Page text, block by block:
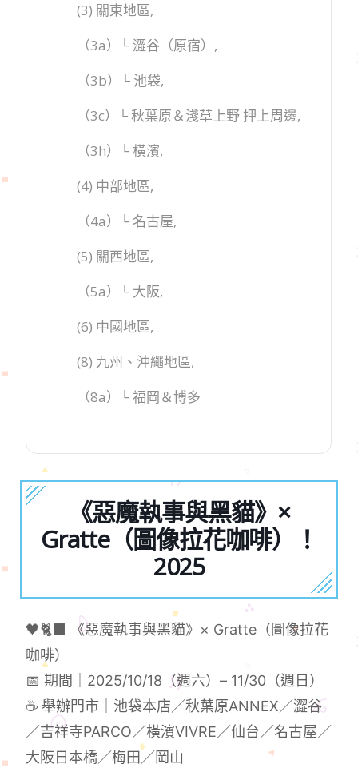
(3) 關東地區,
（3a）└ 澀谷（原宿）,
（3b）└ 池袋,
（3c）└ 秋葉原＆淺草上野 押上周邊,
（3h）└ 橫濱,
(4) 中部地區,
（4a）└ 名古屋,
(5) 關西地區,
（5a）└ 大阪,
(6) 中國地區,
(8) 九州、沖繩地區,
（8a）└ 福岡＆博多
《惡魔執事與黑貓》×
Gratte（圖像拉花咖啡）！
2025
🖤🐈‍⬛ 《惡魔執事與黑貓》× Gratte（圖像拉花
咖啡）
📅 期間｜2025/10/18（週六）– 11/30（週日）
☕ 舉辦門市｜池袋本店／秋葉原ANNEX／澀谷
／吉祥寺PARCO／橫濱VIVRE／仙台／名古屋／
大阪日本橋／梅田／岡山